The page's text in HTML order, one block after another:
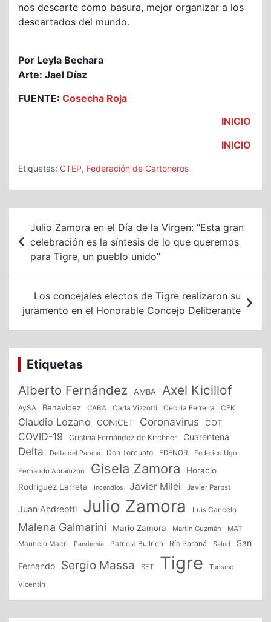
nos descarte como basura, mejor organizar a los
descartados del mundo.
Por Leyla Bechara
Arte: Jael Díaz
FUENTE: Cosecha Roja
INICIO
INICIO
Etiquetas: CTEP, Federación de Cartoneros
Navegación
de
entradas
Julio Zamora en el Día de la Virgen: “Esta gran
celebración es la síntesis de lo que queremos
para Tigre, un pueblo unido”
Los concejales electos de Tigre realizaron su
juramento en el Honorable Concejo Deliberante
Etiquetas
Alberto Fernández AMBA Axel Kicillof
AySA Benavidez CABA Carla Vizzotti Cecilia Ferreira CFK
Claudio Lozano CONICET Coronavirus COT
COVID-19 Cristina Fernández de Kirchner Cuarentena
Delta Delta del Paraná Don Torcuato EDENOR Federico Ugo
Fernando Abramzon Gisela Zamora
Horacio
Rodriguez Larreta
Incendios Javier Milei Javier Parbst
Juan Andreotti Julio Zamora Luis Cancelo
Malena Galmarini Mario Zamora Martín Guzmán
MAT
Mauricio Macri
Pandemia Patricia Bullrich Río Paraná Salud San
Fernando Sergio Massa SET Tigre Turismo
Vicentín